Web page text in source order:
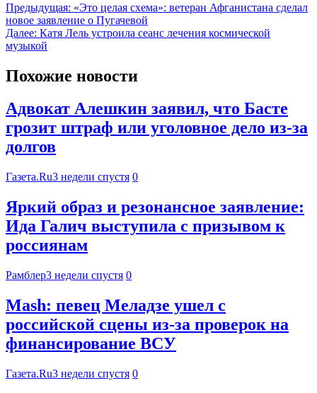
Предыдущая: «Это целая схема»: ветеран Афганистана сделал
новое заявление о Пугачевой
Далее: Катя Лель устроила сеанс лечения космической
музыкой
Похожие новости
Адвокат Алешкин заявил, что Басте
грозит штраф или уголовное дело из-за
долгов
Газета.Ru3 недели спустя 0
Яркий образ и резонансное заявление:
Ида Галич выступила с призывом к
россиянам
Рамблер3 недели спустя 0
Mash: певец Меладзе ушел с
российской сцены из-за проверок на
финансирование ВСУ
Газета.Ru3 недели спустя 0